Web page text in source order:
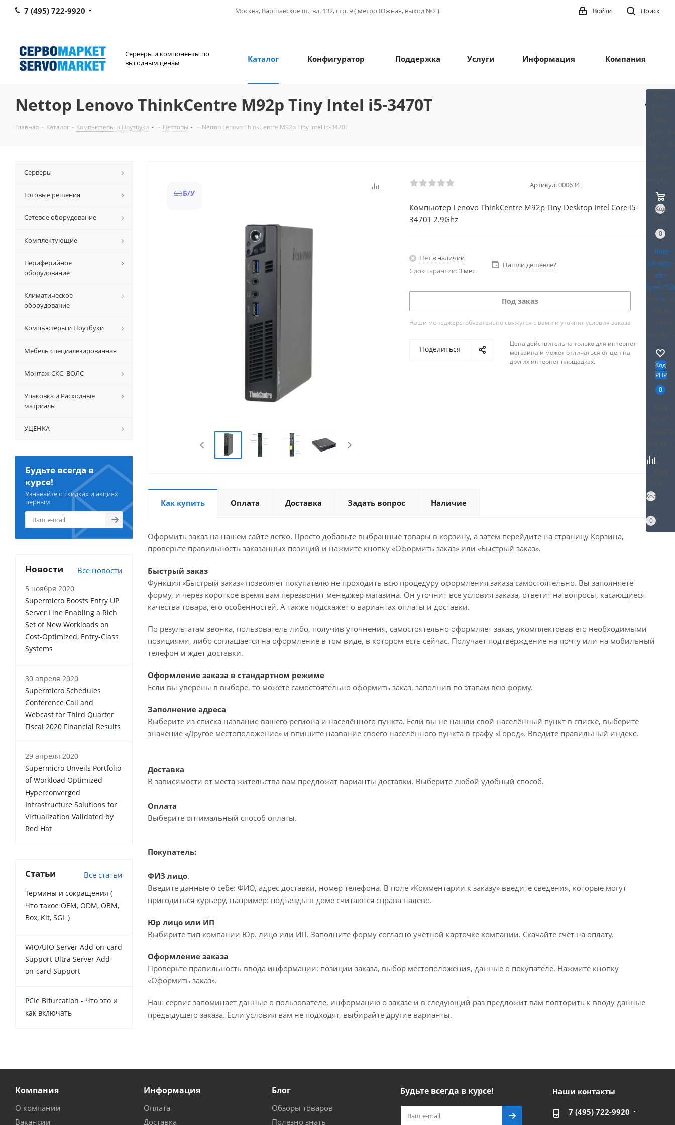
7 (495) 722-9920 Москва, Варшавское ш., вл. 132, стр. 9 ( метро Южная, выход №2 ) Поиск
Войти
Серверы и компоненты по
выгодным ценам
Каталог Конфигуратор Поддержка Услуги Информация Компания
Nettop Lenovo ThinkCentre M92p Tiny Intel i5-3470T
Главная - Каталог - Компьютеры и Ноутбуки - Неттопы - Nettop Lenovo ThinkCentre M92p Tiny Intel i5-3470T
Б/У
Артикул:000634
Компьютер Lenovo ThinkCentre M92p Tiny Desktop Intel Core i5-
3470T 2.9Ghz
Нет в наличии
Срок гарантии:3 мес.
Нашли дешевле?
Под заказ
Наши менеджеры обязательно свяжутся с вами и уточнят условия заказа
Поделиться
Цена действительна только для интернет-
магазина и может отличаться от цен на
других интернет площадках.
Как купить Оплата Доставка Задать вопрос Наличие
Оформить заказ на нашем сайте легко. Просто добавьте выбранные товары в корзину, а затем перейдите на страницу Корзина,
проверьте правильность заказанных позиций и нажмите кнопку «Оформить заказ» или «Быстрый заказ».
Быстрый заказ
Функция «Быстрый заказ» позволяет покупателю не проходить всю процедуру оформления заказа самостоятельно. Вы заполняете
форму, и через короткое время вам перезвонит менеджер магазина. Он уточнит все условия заказа, ответит на вопросы, касающиеся
качества товара, его особенностей. А также подскажет о вариантах оплаты и доставки.
По результатам звонка, пользователь либо, получив уточнения, самостоятельно оформляет заказ, укомплектовав его необходимыми
позициями, либо соглашается на оформление в том виде, в котором есть сейчас. Получает подтверждение на почту или на мобильный
телефон и ждёт доставки.
Оформление заказа в стандартном режиме
Если вы уверены в выборе, то можете самостоятельно оформить заказ, заполнив по этапам всю форму.
Заполнение адреса
Выберите из списка название вашего региона и населённого пункта. Если вы не нашли свой населённый пункт в списке, выберите
значение «Другое местоположение» и впишите название своего населённого пункта в графу «Город». Введите правильный индекс.
Доставка
В зависимости от места жительства вам предложат варианты доставки. Выберите любой удобный способ.
Оплата
Выберите оптимальный способ оплаты.
Покупатель:
ФИЗ лицо.
Введите данные о себе: ФИО, адрес доставки, номер телефона. В поле «Комментарии к заказу» введите сведения, которые могут
пригодиться курьеру, например: подъезды в доме считаются справа налево.
Юр лицо или ИП
Выбирите тип компании Юр. лицо или ИП. Заполните форму согласно учетной карточке компании. Скачайте счет на оплату.
Оформление заказа
Проверьте правильность ввода информации: позиции заказа, выбор местоположения, данные о покупателе. Нажмите кнопку
«Оформить заказ».
Наш сервис запоминает данные о пользователе, информацию о заказе и в следующий раз предложит вам повторить к вводу данные
предыдущего заказа. Если условия вам не подходят, выбирайте другие варианты.
Серверы
Готовые решения
Сетевое оборудование
Комплектующие
Периферийное
оборудование
Климатическое
оборудование
Компьютеры и Ноутбуки
Мебель специалезированная
Монтаж СКС, ВОЛС
Упаковка и Расходные
матриалы
УЦЕНКА
Будьте всегда в
курсе!
Узнавайте о скидках и акциях
первым
Новости Все новости
5 ноября 2020
Supermicro Boosts Entry UP
Server Line Enabling a Rich
Set of New Workloads on
Cost-Optimized, Entry-Class
Systems
30 апреля 2020
Supermicro Schedules
Conference Call and
Webcast for Third Quarter
Fiscal 2020 Financial Results
29 апреля 2020
Supermicro Unveils Portfolio
of Workload Optimized
Hyperconverged
Infrastructure Solutions for
Virtualization Validated by
Red Hat
Статьи Все статьи
Термины и сокращения (
Что такое OEM, ODM, OBM,
Box, Kit, SGL )
WIO/UIO Server Add-on-card
Support Ultra Server Add-
on-card Support
PCIe Bifurcation - Что это и
как включать
Компания
О компании
Вакансии
Информация
Оплата
Доставка
Блог
Обзоры товаров
Полезно знать
Будьте всегда в курсе! Наши контакты
7 (495) 722-9920
Код
0
Код
PHP"
data-
" data-
bx-app-
ex-
href="/
">
Код
PHP
">
0
Код
0